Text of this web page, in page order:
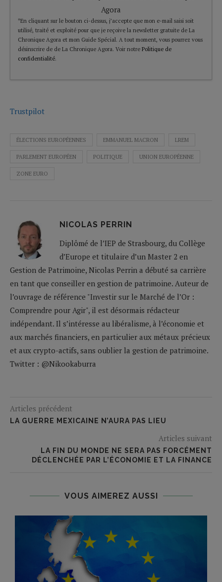
Agora
*En cliquant sur le bouton ci-dessus, j’accepte que mon e-mail saisi soit
utilisé, traité et exploité pour que je reçoive la newsletter gratuite de La
Chronique Agora et mon Guide Spécial. A tout moment, vous pourrez vous
désinscrire de de La Chronique Agora. Voir notre Politique de
confidentialité.
Trustpilot
ÉLECTIONS EUROPÉENNES EMMANUEL MACRON LREM
PARLEMENT EUROPÉEN POLITIQUE UNION EUROPÉENNE
ZONE EURO
NICOLAS PERRIN
Diplômé de l’IEP de Strasbourg, du Collège
d’Europe et titulaire d’un Master 2 en
Gestion de Patrimoine, Nicolas Perrin a débuté sa carrière
en tant que conseiller en gestion de patrimoine. Auteur de
l’ouvrage de référence "Investir sur le Marché de l’Or :
Comprendre pour Agir", il est désormais rédacteur
indépendant. Il s’intéresse au libéralisme, à l’économie et
aux marchés financiers, en particulier aux métaux précieux
et aux crypto-actifs, sans oublier la gestion de patrimoine.
Twitter : @Nikookaburra
Articles précédent
LA GUERRE MEXICAINE N’AURA PAS LIEU
Articles suivant
LA FIN DU MONDE NE SERA PAS FORCÉMENT
DÉCLENCHÉE PAR L’ÉCONOMIE ET LA FINANCE
VOUS AIMEREZ AUSSI